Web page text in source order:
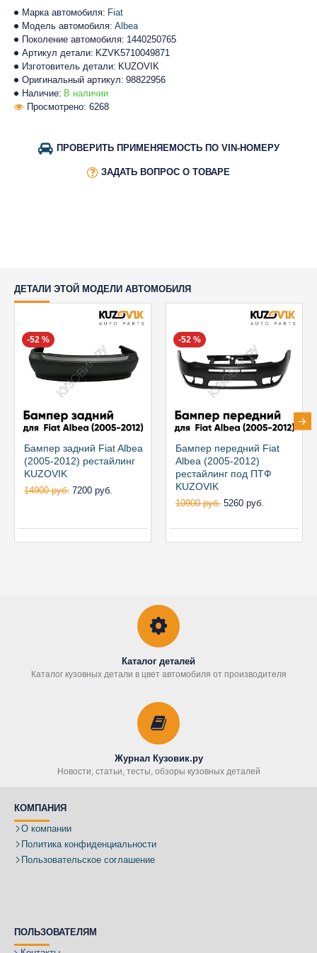
Наличие: В наличии
Марка автомобиля: Fiat
Модель автомобиля: Albea
Поколение автомобиля: 1440250765
Артикул детали: KZVK5710049871
Изготовитель детали: KUZOVIK
Оригинальный артикул: 98822956
Просмотрено: 6268
ПРОВЕРИТЬ ПРИМЕНЯЕМОСТЬ ПО VIN-НОМЕРУ
ЗАДАТЬ ВОПРОС О ТОВАРЕ
ДЕТАЛИ ЭТОЙ МОДЕЛИ АВТОМОБИЛЯ
-52 %
Бампер задний Fiat Albea
(2005-2012) рестайлинг
KUZOVIK
14900 руб. 7200 руб.
-52 %
Бампер передний Fiat
Albea (2005-2012)
рестайлинг под ПТФ
KUZOVIK
10900 руб. 5260 руб.
Каталог деталей
Каталог кузовных детали в цвет автомобиля от производителя
Журнал Кузовик.ру
Новости, статьи, тесты, обзоры кузовных деталей
КОМПАНИЯ
О компании
Политика конфиденциальности
Пользовательское соглашение
ПОЛЬЗОВАТЕЛЯМ